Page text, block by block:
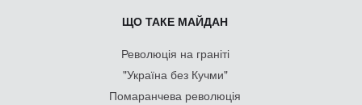
ЩО ТАКЕ МАЙДАН
Революція на граніті
"Україна без Кучми"
Помаранчева революція